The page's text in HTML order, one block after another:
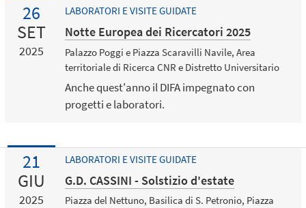
26
SET
2025
LABORATORI E VISITE GUIDATE
Notte Europea dei Ricercatori 2025
Palazzo Poggi e Piazza Scaravilli Navile, Area
territoriale di Ricerca CNR e Distretto Universitario
Anche quest'anno il DIFA impegnato con
progetti e laboratori.
21
GIU
2025
LABORATORI E VISITE GUIDATE
G.D. CASSINI - Solstizio d'estate
Piazza del Nettuno, Basilica di S. Petronio, Piazza